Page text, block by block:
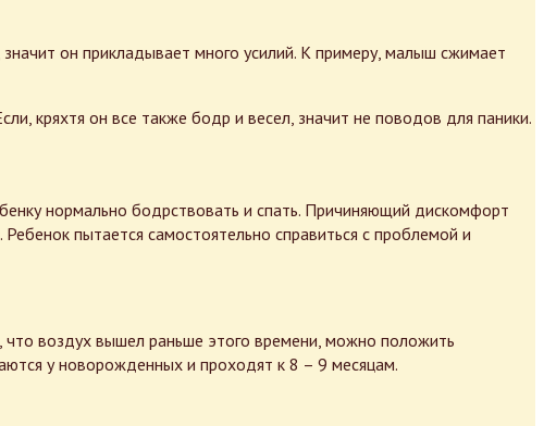
он прикладывает много усилий. К примеру, малыш сжимает
кряхтя он все также бодр и весел, значит не поводов для паники.
нормально бодрствовать и спать. Причиняющий дискомфорт
пытается самостоятельно справиться с проблемой и
воздух вышел раньше этого времени, можно положить
у новорожденных и проходят к 8 – 9 месяцам.